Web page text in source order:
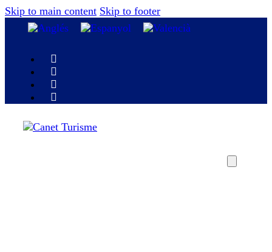
Skip to main content Skip to footer